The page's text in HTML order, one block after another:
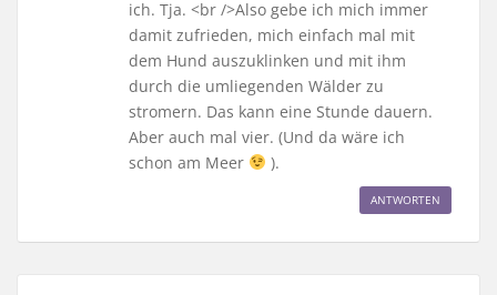
ich. Tja. <br />Also gebe ich mich immer
damit zufrieden, mich einfach mal mit
dem Hund auszuklinken und mit ihm
durch die umliegenden Wälder zu
stromern. Das kann eine Stunde dauern.
Aber auch mal vier. (Und da wäre ich
schon am Meer
).
ANTWORTEN